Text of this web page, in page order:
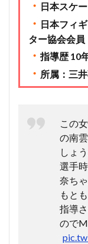
・ 日本スケ
・ 日本フィ
ター協会会員
・ 指導歴 10
・ 所属：三
この
の南
しょ
選手
奈ち
もと
指導
ので